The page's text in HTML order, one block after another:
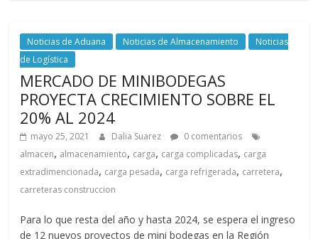
Noticias de Aduana Noticias de Almacenamiento
Noticias
de Logística
MERCADO DE MINIBODEGAS
PROYECTA CRECIMIENTO SOBRE EL
20% AL 2024
mayo 25, 2021 Dalia Suarez
0 comentarios
almacen, almacenamiento, carga, carga complicadas, carga
extradimencionada, carga pesada, carga refrigerada, carretera,
carreteras construccion
Para lo que resta del año y hasta 2024, se espera el ingreso
de 12 nuevos proyectos de mini bodegas en la Región